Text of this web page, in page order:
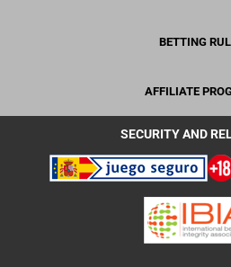
BETTING
AFFILIATE
SECURITY AND